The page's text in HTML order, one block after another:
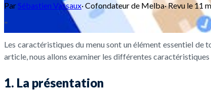
ParSébastien Vassaux·Cofondateur de Melba·Revu le 11
"
Les caractéristiques du menu sont un élément essentiel
article, nous allons examiner les différentes
1. La présentation